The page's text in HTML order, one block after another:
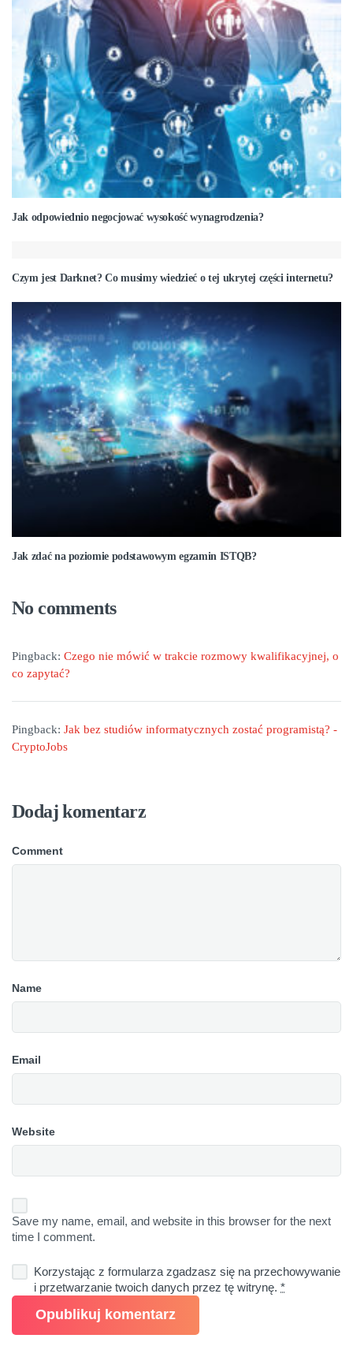
Jak odpowiednio negocjować wysokość wynagrodzenia?
Czym jest Darknet? Co musimy wiedzieć o tej ukrytej części internetu?
Jak zdać na poziomie podstawowym egzamin ISTQB?
No comments
Pingback: Czego nie mówić w trakcie rozmowy kwalifikacyjnej, o
co zapytać?
Pingback: Jak bez studiów informatycznych zostać programistą? -
CryptoJobs
Dodaj komentarz
Comment
Name
Email
Website
Save my name, email, and website in this browser for the next
time I comment.
Korzystając z formularza zgadzasz się na przechowywanie
i przetwarzanie twoich danych przez tę witrynę. *